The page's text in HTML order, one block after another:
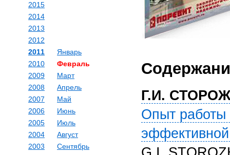
2015
2014
2013
2012
2011
Январь
Февраль
Март
Апрель
Май
Июнь
Июль
Август
Сентябрь
2010
2009
2008
2007
2006
2005
2004
2003
Г.И.
Опыт работы
эффективной